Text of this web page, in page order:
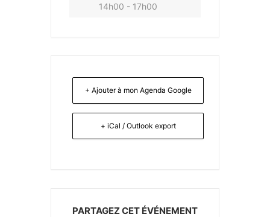
14h00 - 17h00
+ Ajouter à mon Agenda Google
+ iCal / Outlook export
PARTAGEZ CET ÉVÉNEMENT